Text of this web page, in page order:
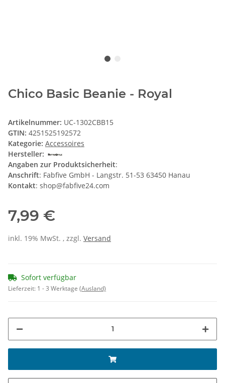
Chico Basic Beanie - Royal
Artikelnummer: UC-1302CBB15
GTIN: 4251525192572
Kategorie: Accessoires
Hersteller:
Angaben zur Produktsicherheit:
Anschrift: Fabfive GmbH - Langstr. 51-53 63450 Hanau
Kontakt: shop@fabfive24.com
7,99 €
inkl. 19% MwSt. , zzgl. Versand
Sofort verfügbar
Lieferzeit: 1 - 3 Werktage (Ausland)